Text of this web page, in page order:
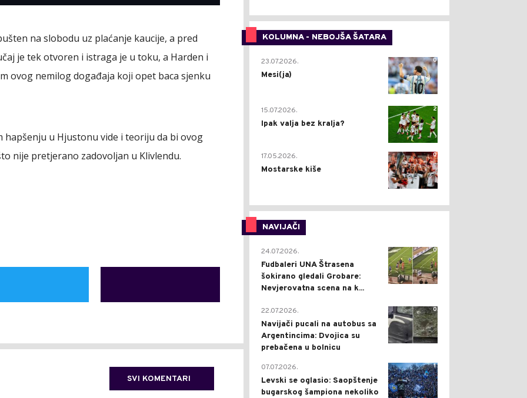
na slobodu uz plaćanje kaucije, a pred
je tek otvoren i istraga je u toku, a Harden i
ovog nemilog događaja koji opet baca sjenku
u Hjustonu vide i teoriju da bi ovog
nije pretjerano zadovoljan u Klivlendu.
SVI KOMENTARI
KOLUMNA - NEBOJŠA ŠATARA
0
23.07.2026.
Mesi(ja)
2
15.07.2026.
Ipak valja bez kralja?
0
17.05.2026.
Mostarske kiše
NAVIJAČI
0
24.07.2026.
Fudbaleri UNA Štrasena
šokirano gledali Grobare:
Nevjerovatna scena na k...
0
22.07.2026.
Navijači pucali na autobus sa
Argentincima: Dvojica su
prebačena u bolnicu
1
07.07.2026.
Levski se oglasio: Saopštenje
bugarskog šampiona nekoliko